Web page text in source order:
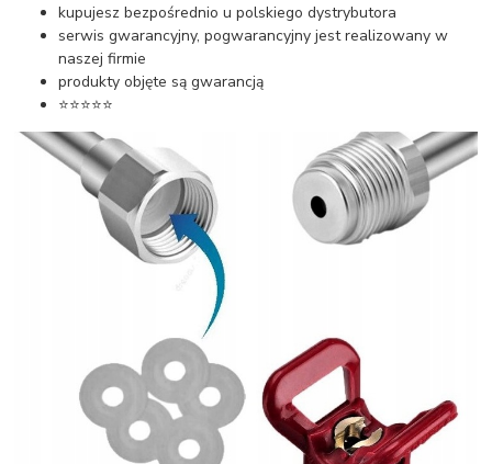
kupujesz bezpośrednio u polskiego dystrybutora
serwis gwarancyjny, pogwarancyjny jest realizowany w
naszej firmie
produkty objęte są gwarancją
⭐⭐⭐⭐⭐